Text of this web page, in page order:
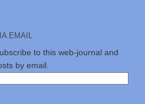
EMAIL
to this web-journal and
by email.